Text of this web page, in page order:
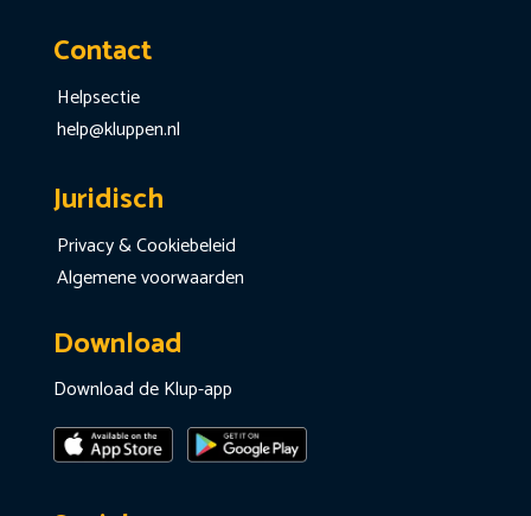
Contact
Helpsectie
help@kluppen.nl
Juridisch
Privacy & Cookiebeleid
Algemene voorwaarden
Download
Download de Klup-app